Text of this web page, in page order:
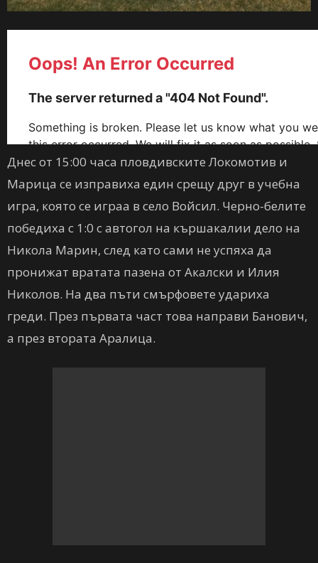
Днес от 15:00 часа пловдивските Локомотив и
Марица се изправиха един срещу друг в учебна
игра, която се играа в село Войсил. Черно-белите
победиха с 1:0 с автогол на кършакалии дело на
Никола Марин, след като сами не успяха да
пронижат вратата пазена от Акалски и Илия
Николов. На два пъти смърфовете удариха
греди. През първата част това направи Банович,
а през втората Аралица.